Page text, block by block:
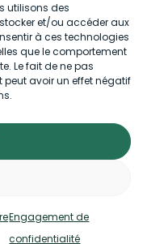
utilisons des
et/ou accéder aux
à ces technologies
que le comportement
Le fait de ne pas
peut avoir un effet négatif
Engagement de
confidentialité